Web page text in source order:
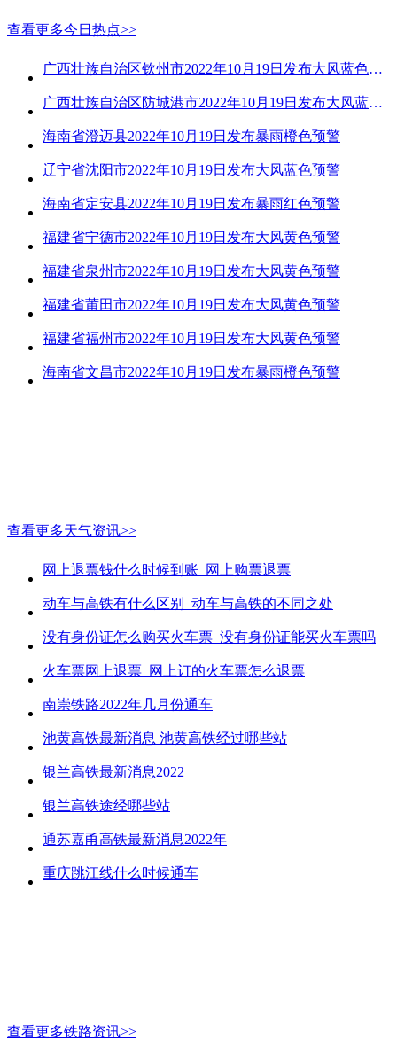
查看更多今日热点>>
广西壮族自治区钦州市2022年10月19日发布大风蓝色预警
广西壮族自治区防城港市2022年10月19日发布大风蓝色预警
海南省澄迈县2022年10月19日发布暴雨橙色预警
辽宁省沈阳市2022年10月19日发布大风蓝色预警
海南省定安县2022年10月19日发布暴雨红色预警
福建省宁德市2022年10月19日发布大风黄色预警
福建省泉州市2022年10月19日发布大风黄色预警
福建省莆田市2022年10月19日发布大风黄色预警
福建省福州市2022年10月19日发布大风黄色预警
海南省文昌市2022年10月19日发布暴雨橙色预警
查看更多天气资讯>>
网上退票钱什么时候到账_网上购票退票
动车与高铁有什么区别_动车与高铁的不同之处
没有身份证怎么购买火车票_没有身份证能买火车票吗
火车票网上退票_网上订的火车票怎么退票
南崇铁路2022年几月份通车
池黄高铁最新消息 池黄高铁经过哪些站
银兰高铁最新消息2022
银兰高铁途经哪些站
通苏嘉甬高铁最新消息2022年
重庆跳江线什么时候通车
查看更多铁路资讯>>